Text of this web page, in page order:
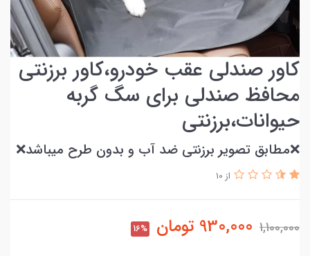
کاور صندلی عقب خودرو،کاور برزنتی
محافظ صندلی برای سگ گربه
حیوانات،برزنتی
❌مطابق تصویر برزنتی ضد آب و بدون طرح میباشد❌
از 10
1,100,000
930,000 تومان 16%